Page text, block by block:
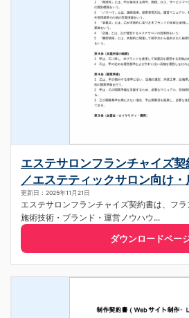
エステサロンフランチャイズ
／エステティックサロン向け・
更新日：2025年11月21日
エステサロンフランチャイズ契約書は、フ
施術技術・ブランド・運営ノウハウ...
ダウンロードペー